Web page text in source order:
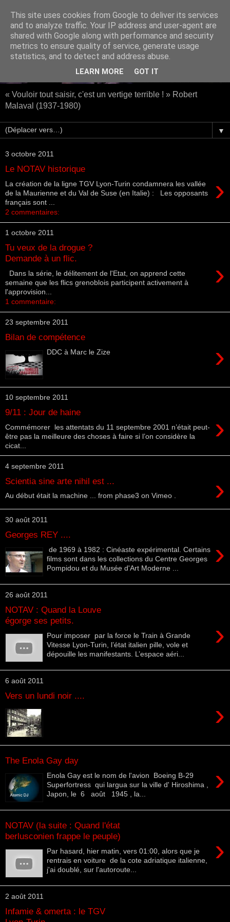
« Vouloir tout saisir, c'est un vertige terrible ! » Robert
Malaval (1937-1980)
▼
3 octobre 2011
Le NOTAV historique
›
La création de la ligne TGV Lyon-Turin condamnera les vallée
de la Maurienne et du Val de Suse (en Italie) : Les opposants
français sont ...
2 commentaires:
1 octobre 2011
Tu veux de la drogue ?
Demande à un flic.
›
Dans la série, le délitement de l'Etat, on apprend cette
semaine que les flics grenoblois participent activement à
l'approvision...
1 commentaire:
23 septembre 2011
Bilan de compétence
›
DDC à Marc le Zize
10 septembre 2011
9/11 : Jour de haine ›
Commémorer les attentats du 11 septembre 2001 n’était peut-
être pas la meilleure des choses à faire si l’on considère la
cicat...
4 septembre 2011
Scientia sine arte nihil est ... ›
Au début était la machine ... from phase3 on Vimeo .
30 août 2011
Georges REY ....
›
de 1969 à 1982 : Cinéaste expérimental. Certains
films sont dans les collections du Centre Georges
Pompidou et du Musée d'Art Moderne ...
26 août 2011
NOTAV : Quand la Louve
égorge ses petits.
›
Pour imposer par la force le Train à Grande
Vitesse Lyon-Turin, l’état italien pille, vole et
dépouille les manifestants. L’espace aéri...
6 août 2011
Vers un lundi noir ....
›
The Enola Gay day
›
Enola Gay est le nom de l'avion Boeing B-29
Superfortress qui largua sur la ville d' Hiroshima ,
Japon, le 6 août 1945 , la...
NOTAV (la suite : Quand l'état
berlusconien frappe le peuple)
›
Par hasard, hier matin, vers 01:00, alors que je
rentrais en voiture de la cote adriatique italienne,
j'ai doublé, sur l'autoroute...
2 août 2011
Infamie & omerta : le TGV
This site uses cookies from Google to deliver its services
and to analyze traffic. Your IP address and user-agent are
shared with Google along with performance and security
metrics to ensure quality of service, generate usage
statistics, and to detect and address abuse.
LEARN MORE GOT IT